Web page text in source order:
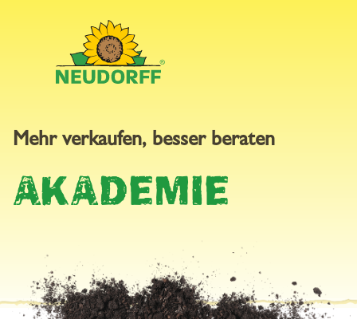
Mehr verkaufen, besser beraten
AKADEMIE
AKADEMIE